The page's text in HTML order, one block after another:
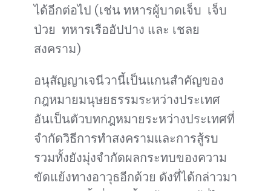
ได้อีกต่อไป (เช่น ทหารผู้บาดเจ็บ เจ็บ
ป่วย ทหารเรืออัปปาง และ เชลย
สงคราม)
อนุสัญญาเจนีวานี้เป็นแกนสำคัญของ
กฎหมายมนุษยธรรมระหว่างประเทศ
อันเป็นตัวบทกฎหมายระหว่างประเทศที่
จำกัดวิธีการทำสงครามและการสู้รบ
รวมทั้งยังมุ่งจำกัดผลกระทบของความ
ขัดแย้งทางอาวุธอีกด้วย ดังที่ได้กล่าวมา